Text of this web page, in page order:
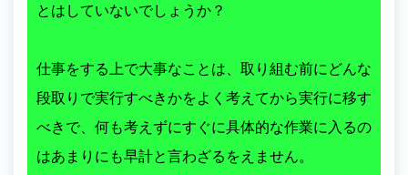
とはしていないでしょうか？
仕事をする上で大事なことは、取り組む前にどんな
段取りで実行すべきかをよく考えてから実行に移す
べきで、何も考えずにすぐに具体的な作業に入るの
はあまりにも早計と言わざるをえません。